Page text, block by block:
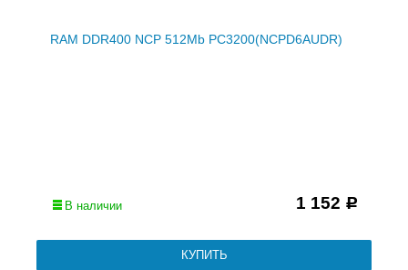
RAM DDR400 NCP 512Mb PC3200(NCPD6AUDR)
В наличии 1 152 Р